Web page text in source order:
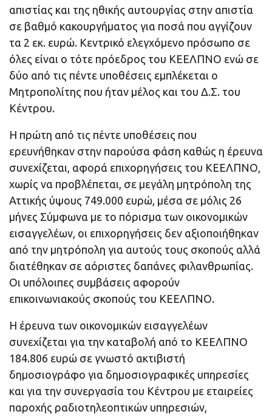
απιστίας και της ηθικής αυτουργίας στην απιστία
σε βαθμό κακουργήματος για ποσά που αγγίζουν
τα 2 εκ. ευρώ. Κεντρικό ελεγχόμενο πρόσωπο σε
όλες είναι ο τότε πρόεδρος του ΚΕΕΛΠΝΟ ενώ σε
δύο από τις πέντε υποθέσεις εμπλέκεται ο
Μητροπολίτης που ήταν μέλος και του Δ.Σ. του
Κέντρου.
Η πρώτη από τις πέντε υποθέσεις που
ερευνήθηκαν στην παρούσα φάση καθώς η έρευνα
συνεχίζεται, αφορά επιχορηγήσεις του ΚΕΕΛΠΝΟ,
χωρίς να προβλέπεται, σε μεγάλη μητρόπολη της
Αττικής ύψους 749.000 ευρώ, μέσα σε μόλις 26
μήνες Σύμφωνα με το πόρισμα των οικονομικών
εισαγγελέων, οι επιχορηγήσεις δεν αξιοποιήθηκαν
από την μητρόπολη για αυτούς τους σκοπούς αλλά
διατέθηκαν σε αόριστες δαπάνες φιλανθρωπίας.
Οι υπόλοιπες συμβάσεις αφορούν
επικοινωνιακούς σκοπούς του ΚΕΕΛΠΝΟ.
Η έρευνα των οικονομικών εισαγγελέων
συνεχίζεται για την καταβολή από το ΚΕΕΛΠΝΟ
184.806 ευρώ σε γνωστό ακτιβιστή
δημοσιογράφο για δημοσιογραφικές υπηρεσίες
και για την συνεργασία του Κέντρου με εταιρείες
παροχής ραδιοτηλεοπτικών υπηρεσιών,